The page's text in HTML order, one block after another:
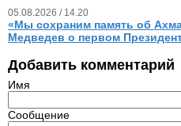
05.08.2026 / 14.20
«Мы сохраним память об
Медведев о первом
Добавить комментарий
Имя
Сообщение